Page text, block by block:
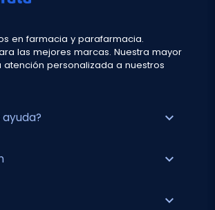
en farmacia y parafarmacia.
las mejores marcas. Nuestra mayor
personalizada a nuestros
expand_more
expand_more
expand_more